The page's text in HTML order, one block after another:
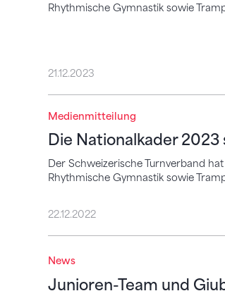
Rhythmische Gymnastik sowie
21.12.2023
Medienmitteilung
Die Nationalkader
Der Schweizerische Turnverband
Rhythmische Gymnastik sowie
Die Nationalkader 2023
22.12.2022
News
Junioren-Team und
Junioren-Team und